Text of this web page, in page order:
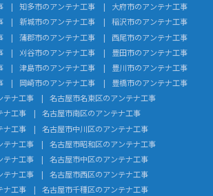
知多市のアンテナ工事
大府市のアンテナ工事
新城市のアンテナ工事
稲沢市のアンテナ工事
蒲郡市のアンテナ工事
西尾市のアンテナ工事
刈谷市のアンテナ工事
豊田市のアンテナ工事
津島市のアンテナ工事
豊川市のアンテナ工事
岡崎市のアンテナ工事
豊橋市のアンテナ工事
テナ工事
名古屋市名東区のアンテナ工事
ナ工事
名古屋市南区のアンテナ工事
ナ工事
名古屋市中川区のアンテナ工事
テナ工事
名古屋市昭和区のアンテナ工事
テナ工事
名古屋市中区のアンテナ工事
テナ工事
名古屋市西区のアンテナ工事
ナ工事
名古屋市千種区のアンテナ工事